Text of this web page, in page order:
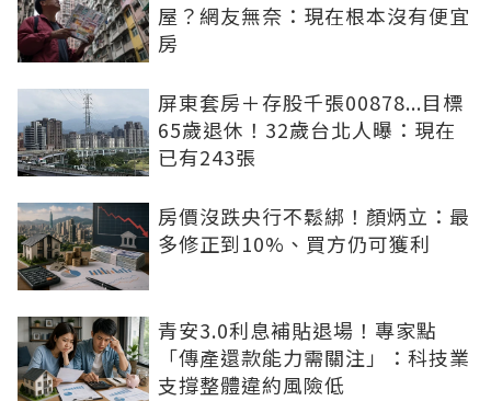
屋？網友無奈：現在根本沒有便宜
房
屏東套房＋存股千張00878...目標
65歲退休！32歲台北人曝：現在
已有243張
房價沒跌央行不鬆綁！顏炳立：最
多修正到10%、買方仍可獲利
青安3.0利息補貼退場！專家點
「傳產還款能力需關注」：科技業
支撐整體違約風險低